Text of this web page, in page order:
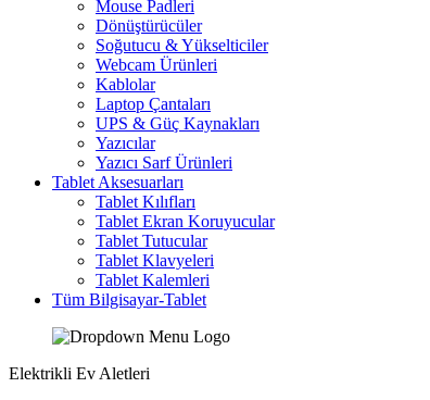
Mouse Padleri
Dönüştürücüler
Soğutucu & Yükselticiler
Webcam Ürünleri
Kablolar
Laptop Çantaları
UPS & Güç Kaynakları
Yazıcılar
Yazıcı Sarf Ürünleri
Tablet Aksesuarları
Tablet Kılıfları
Tablet Ekran Koruyucular
Tablet Tutucular
Tablet Klavyeleri
Tablet Kalemleri
Tüm Bilgisayar-Tablet
Elektrikli Ev Aletleri